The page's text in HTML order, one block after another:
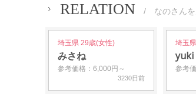
RELATION / なのさんを
埼玉県 29歳(女性)
みさね
参考価格：6,000円～
3230日前
埼玉
yuki
参考